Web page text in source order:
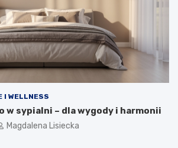
I WELLNESS
w sypialni – dla wygody i harmonii
Magdalena Lisiecka